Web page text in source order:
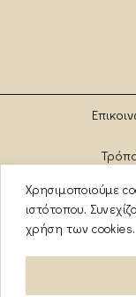
Χρησιμοποιούμε
ιστότοπου.
χρήση των cookies.
Πολιτική
Όροι